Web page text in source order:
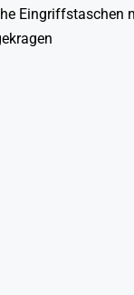
Eingriffstaschen